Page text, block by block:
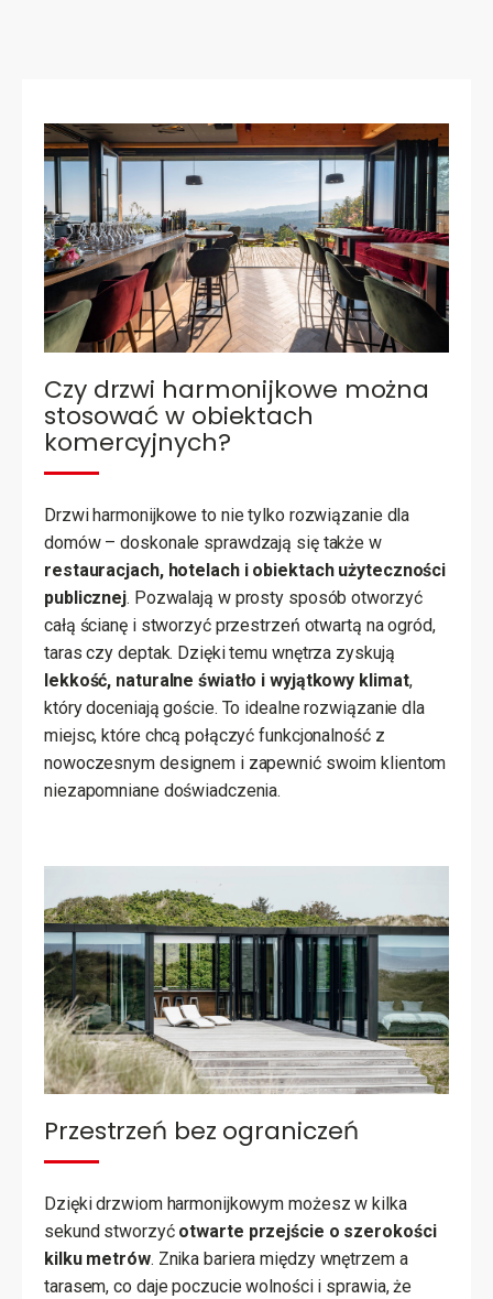
Czy drzwi harmonijkowe można
stosować w obiektach
komercyjnych?
Drzwi harmonijkowe to nie tylko rozwiązanie dla
domów – doskonale sprawdzają się także w
restauracjach, hotelach i obiektach użyteczności
publicznej. Pozwalają w prosty sposób otworzyć
całą ścianę i stworzyć przestrzeń otwartą na ogród,
taras czy deptak. Dzięki temu wnętrza zyskują
lekkość, naturalne światło i wyjątkowy klimat,
który doceniają goście. To idealne rozwiązanie dla
miejsc, które chcą połączyć funkcjonalność z
nowoczesnym designem i zapewnić swoim klientom
niezapomniane doświadczenia.
Przestrzeń bez ograniczeń
Dzięki drzwiom harmonijkowym możesz w kilka
sekund stworzyć otwarte przejście o szerokości
kilku metrów. Znika bariera między wnętrzem a
tarasem, co daje poczucie wolności i sprawia, że